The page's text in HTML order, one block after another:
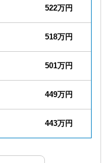
522万円
518万円
501万円
449万円
443万円